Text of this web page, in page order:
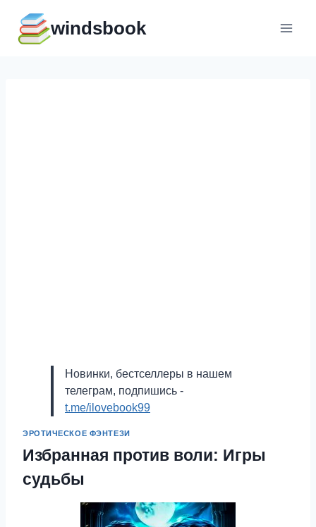
содержимому
windsbook
Новинки, бестселлеры в нашем
телеграм, подпишись -
t.me/ilovebook99
ЭРОТИЧЕСКОЕ ФЭНТЕЗИ
Избранная против воли: Игры
судьбы